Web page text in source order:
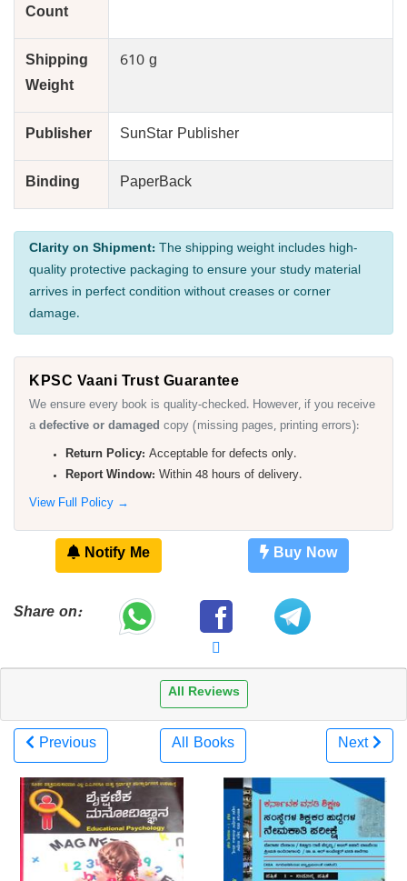
Count
Shipping
Weight
610 g
Publisher SunStar Publisher
Binding PaperBack
Clarity on Shipment: The shipping weight includes high-
quality protective packaging to ensure your study material
arrives in perfect condition without creases or corner
damage.
KPSC Vaani Trust Guarantee
We ensure every book is quality-checked. However, if you receive
adefective or damaged copy (missing pages, printing errors):
Return Policy: Acceptable for defects only.
Report Window: Within 48 hours of delivery.
View Full Policy →
Notify Me Buy Now
Share on:
All Reviews
Previous All Books Next